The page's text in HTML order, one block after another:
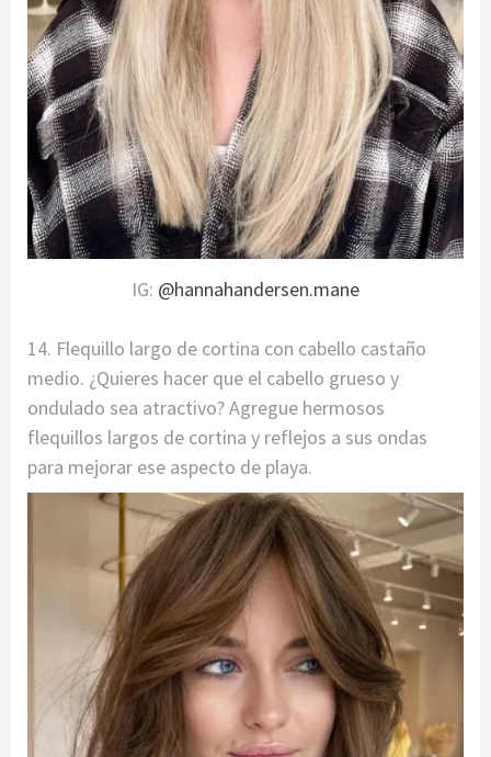
IG: @hannahandersen.mane
14. Flequillo largo de cortina con cabello castaño
medio. ¿Quieres hacer que el cabello grueso y
ondulado sea atractivo? Agregue hermosos
flequillos largos de cortina y reflejos a sus ondas
para mejorar ese aspecto de playa.